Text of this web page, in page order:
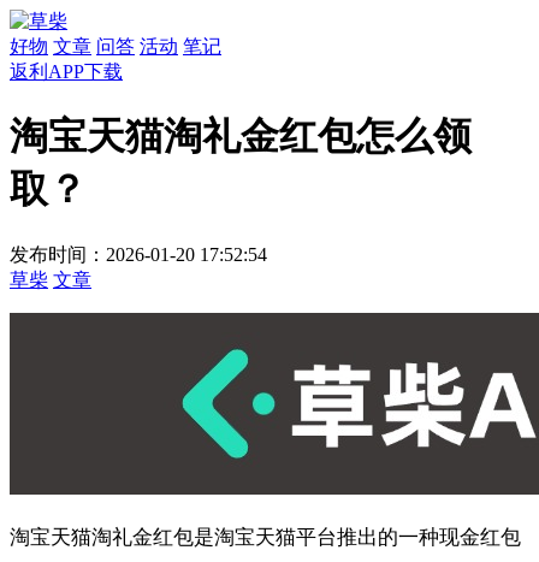
好物 文章 问答 活动 笔记
返利APP下载
淘宝天猫淘礼金红包怎么领
取？
发布时间：2026-01-20 17:52:54
草柴 文章
淘宝天猫淘礼金红包是淘宝天猫平台推出的一种现金红包